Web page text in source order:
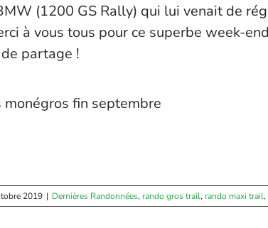
(1200 GS Rally) qui lui venait de
à vous tous pour ce superbe week-
partage !
2019 | Dernières Randonnées, rando gros trail, rando maxi trail,